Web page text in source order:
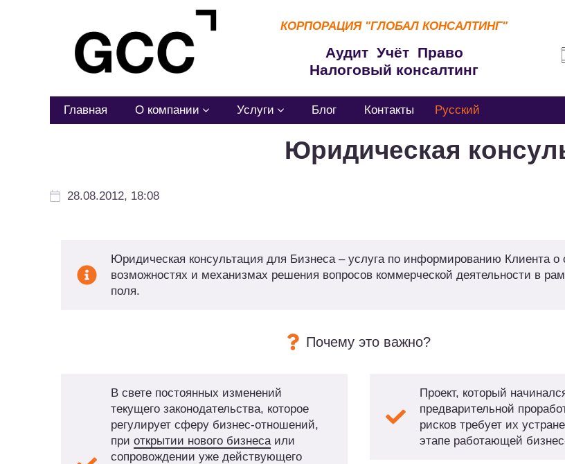
КОРПОРАЦИЯ "ГЛОБАЛ КОНСАЛТИНГ"
Аудит Учёт Право
Налоговый консалтинг
Главная О компании Услуги Блог Контакты Русский
Юридическая
28.08.2012, 18:08
Юридическая консультация для Бизнеса – услуга по информированию Клиента о
возможностях и механизмах решения вопросов коммерческой деятельности в
поля.
Почему это важно?
В свете постоянных изменений
текущего законодательства, которое
регулирует сферу бизнес-отношений,
при открытии нового бизнесаили
сопровождении уже действующего
Проект, который
предварительной
рисков требует их
этапе работающей